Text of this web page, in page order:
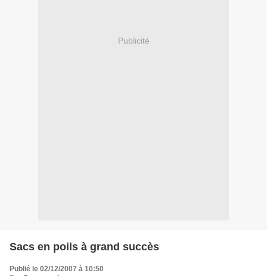
Publicité
Sacs en poils à grand succès
Publié le 02/12/2007 à 10:50